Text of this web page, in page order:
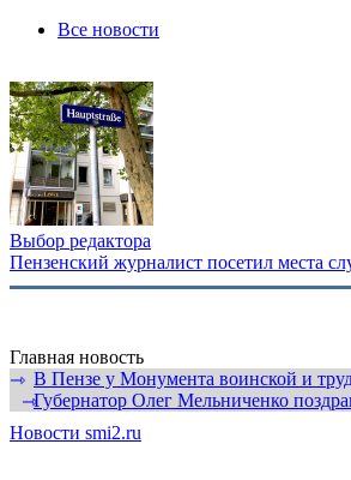
Все новости
Выбор редактора
Пензенский журналист посетил места
Главная новость
⇾ В Пензе у Монумента воинской и
⇾Губернатор Олег Мельниченко
Новости smi2.ru